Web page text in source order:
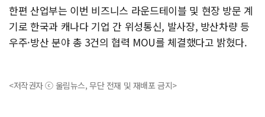
한편 산업부는 이번 비즈니스 라운드테이블 및 현장 방문 계
기로 한국과 캐나다 기업 간 위성통신, 발사장, 방산차량 등
우주·방산 분야 총 3건의 협력 MOU를 체결했다고 밝혔다.
<저작권자 ⓒ 울림뉴스, 무단 전재 및 재배포 금지>